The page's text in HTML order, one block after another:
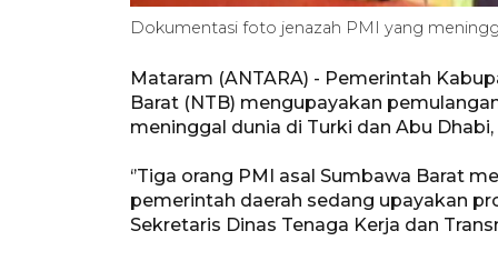
Dokumentasi foto jenazah PMI yang
Mataram (ANTARA) - Pemerintah
Barat (NTB) mengupayakan
meninggal dunia di Turki dan Abu Dhabi,
‘’Tiga orang PMI asal Sumbawa Barat
pemerintah daerah sedang upayakan
Sekretaris Dinas Tenaga Kerja dan